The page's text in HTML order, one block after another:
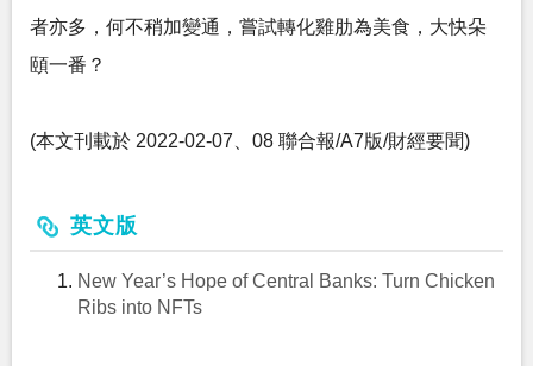
者亦多，何不稍加變通，嘗試轉化雞肋為美食，大快朵
頤一番？
(本文刊載於 2022-02-07、08 聯合報/A7版/財經要聞)
英文版
New Year’s Hope of Central Banks: Turn Chicken
Ribs into NFTs